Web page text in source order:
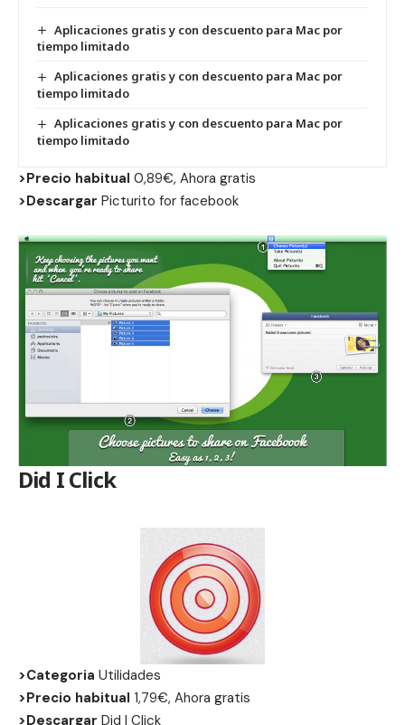
Aplicaciones gratis y con descuento para Mac por
tiempo limitado
Aplicaciones gratis y con descuento para Mac por
tiempo limitado
Aplicaciones gratis y con descuento para Mac por
tiempo limitado
>Precio habitual 0,89€, Ahora gratis
>Descargar Picturito for facebook
Did I Click
>Categoria Utilidades
>Precio habitual 1,79€, Ahora gratis
>Descargar Did I Click